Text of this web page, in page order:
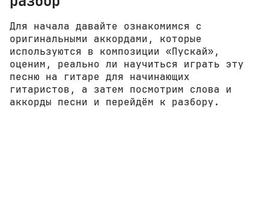
Для начала давайте ознакомимся с
оригинальными аккордами, которые
используются в композиции «Пускай»,
оценим, реально ли научиться играть эту
песню на гитаре для начинающих
гитаристов, а затем посмотрим слова и
аккорды песни и перейдём к разбору.